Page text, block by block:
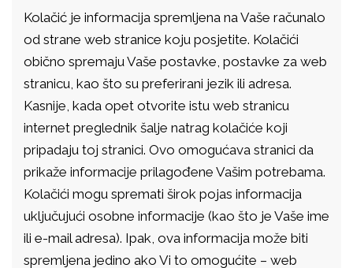
Kolačić je informacija spremljena na Vaše računalo
od strane web stranice koju posjetite. Kolačići
obično spremaju Vaše postavke, postavke za web
stranicu, kao što su preferirani jezik ili adresa.
Kasnije, kada opet otvorite istu web stranicu
internet preglednik šalje natrag kolačiće koji
pripadaju toj stranici. Ovo omogućava stranici da
prikaže informacije prilagođene Vašim potrebama.
Kolačići mogu spremati širok pojas informacija
uključujući osobne informacije (kao što je Vaše ime
ili e-mail adresa). Ipak, ova informacija može biti
spremljena jedino ako Vi to omogućite – web